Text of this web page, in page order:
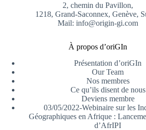
2, chemin du Pavillon,
1218, Grand-Saconnex, Genève,
Mail: info@origin-gi.com
À propos d’oriGIn
Présentation d’oriGIn
Our Team
Nos membres
Ce qu’ils disent de nous
Deviens membre
03/05/2022-Webinaire sur les
Géographiques en Afrique :
d’AfrIPI